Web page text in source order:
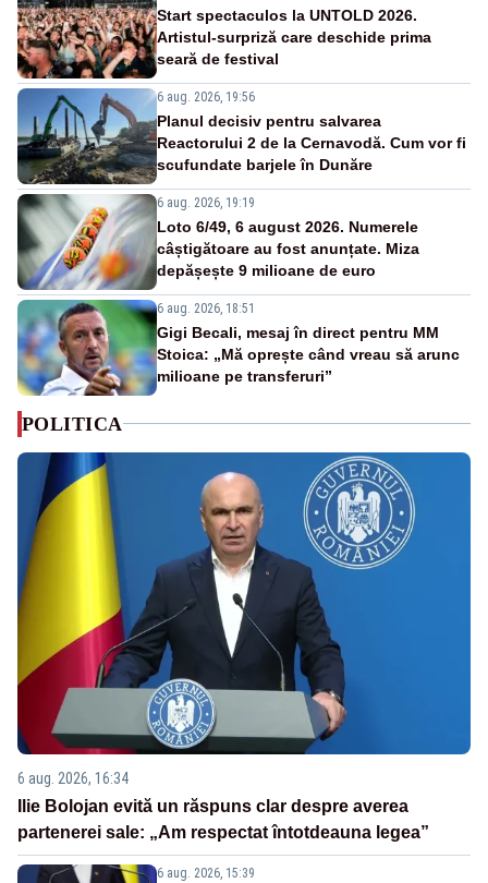
Start spectaculos la UNTOLD 2026.
Artistul-surpriză care deschide prima
seară de festival
6 aug. 2026, 19:56
Planul decisiv pentru salvarea
Reactorului 2 de la Cernavodă. Cum vor fi
scufundate barjele în Dunăre
6 aug. 2026, 19:19
Loto 6/49, 6 august 2026. Numerele
câștigătoare au fost anunțate. Miza
depășește 9 milioane de euro
6 aug. 2026, 18:51
Gigi Becali, mesaj în direct pentru MM
Stoica: „Mă oprește când vreau să arunc
milioane pe transferuri”
POLITICA
6 aug. 2026, 16:34
Ilie Bolojan evită un răspuns clar despre averea
partenerei sale: „Am respectat întotdeauna legea”
6 aug. 2026, 15:39